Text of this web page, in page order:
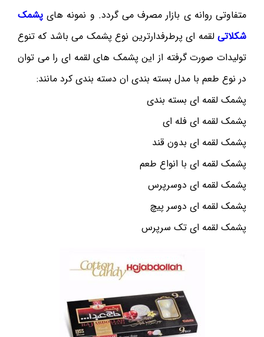
متفاوتی روانه ی بازار مصرف می گردد. و نمونه های پشمک
شکلاتی لقمه ای پرطرفدارترین نوع پشمک می باشد که تنوع
تولیدات صورت گرفته از این پشمک های لقمه ای را می توان
در نوع طعم با مدل بسته بندی ان دسته بندی کرد مانند:
پشمک لقمه ای بسته بندی
پشمک لقمه ای فله ای
پشمک لقمه ای بدون قند
پشمک لقمه ای با انواع طعم
پشمک لقمه ای دوسرپرس
پشمک لقمه ای دوسر پیچ
پشمک لقمه ای تک سرپرس